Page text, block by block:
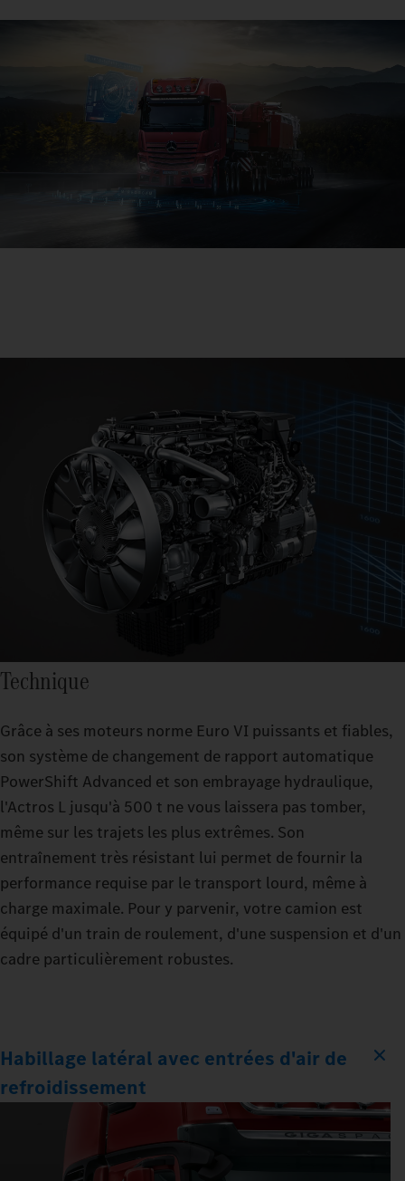
Technique
Grâce à ses moteurs norme Euro VI puissants et fiables,
son système de changement de rapport automatique
PowerShift Advanced et son embrayage hydraulique,
l'Actros L jusqu'à 500 t ne vous laissera pas tomber,
même sur les trajets les plus extrêmes. Son
entraînement très résistant lui permet de fournir la
performance requise par le transport lourd, même à
charge maximale. Pour y parvenir, votre camion est
équipé d'un train de roulement, d'une suspension et d'un
cadre particulièrement robustes.
Habillage latéral avec entrées d'air de
refroidissement